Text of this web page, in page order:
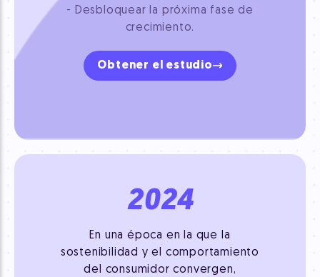
- Desbloquear la próxima fase de
crecimiento.
Obtener el estudio
2024
En una época en la que la
sostenibilidad y el comportamiento
del consumidor convergen,